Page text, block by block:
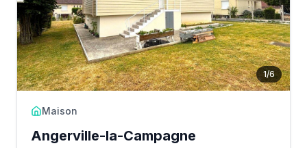
1/6
Maison
Angerville-la-Campagne